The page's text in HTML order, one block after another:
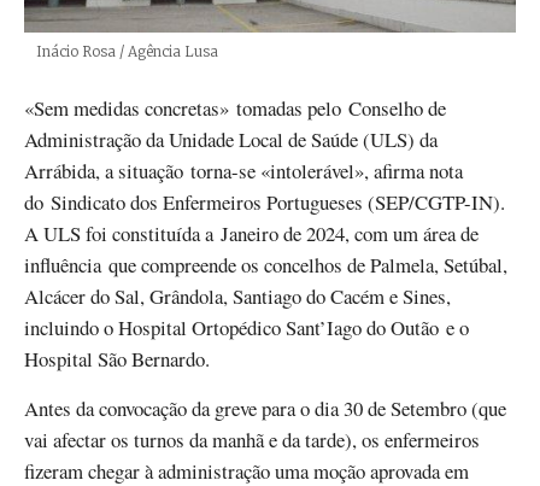
Créditos
Inácio Rosa / Agência Lusa
«Sem medidas concretas» tomadas pelo Conselho de
Administração da Unidade Local de Saúde (ULS) da
Arrábida, a situação torna-se «intolerável», afirma nota
do Sindicato dos Enfermeiros Portugueses (SEP/CGTP-IN).
A ULS foi constituída a Janeiro de 2024, com um área de
influência que compreende os concelhos de Palmela, Setúbal,
Alcácer do Sal, Grândola, Santiago do Cacém e Sines,
incluindo o Hospital Ortopédico Sant’Iago do Outão e o
Hospital São Bernardo.
Antes da convocação da greve para o dia 30 de Setembro (que
vai afectar os turnos da manhã e da tarde), os enfermeiros
fizeram chegar à administração uma moção aprovada em